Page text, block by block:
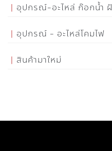
อุปกรณ์-อะไหล่ ก๊อกน้ำ
อุปกรณ์ - อะไหล่โคมไฟ
สินค้ามาใหม่